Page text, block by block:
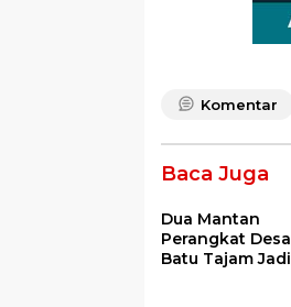
Komentar
Baca Juga
Dua Mantan
Perangkat Desa
Batu Tajam Jadi